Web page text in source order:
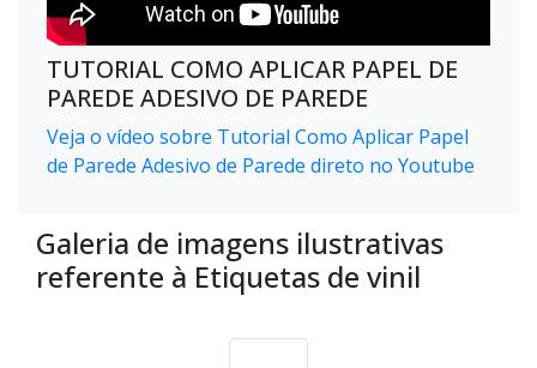
TUTORIAL COMO APLICAR PAPEL DE
PAREDE ADESIVO DE PAREDE
Veja o vídeo sobre Tutorial Como Aplicar Papel
de Parede Adesivo de Parede direto no Youtube
Galeria de imagens ilustrativas
referente à Etiquetas de vinil